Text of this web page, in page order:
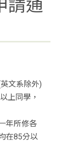
請通
文系除外)
上同學，
年所修各
在85分以